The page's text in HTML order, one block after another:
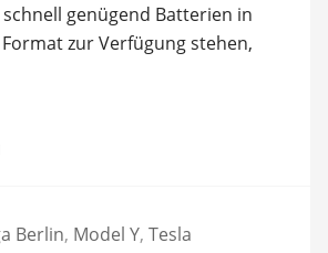
schnell genügend Batterien in
zur Verfügung stehen,
Berlin, Model Y, Tesla